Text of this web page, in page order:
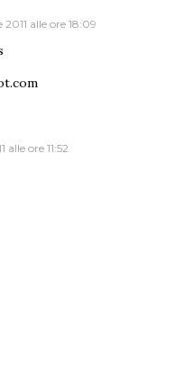
alle ore 18:09
alle ore 11:52